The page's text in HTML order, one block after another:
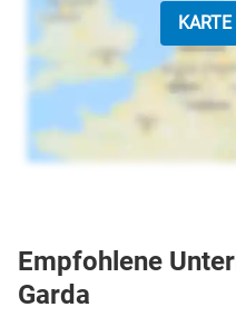
Empfohlene
Garda